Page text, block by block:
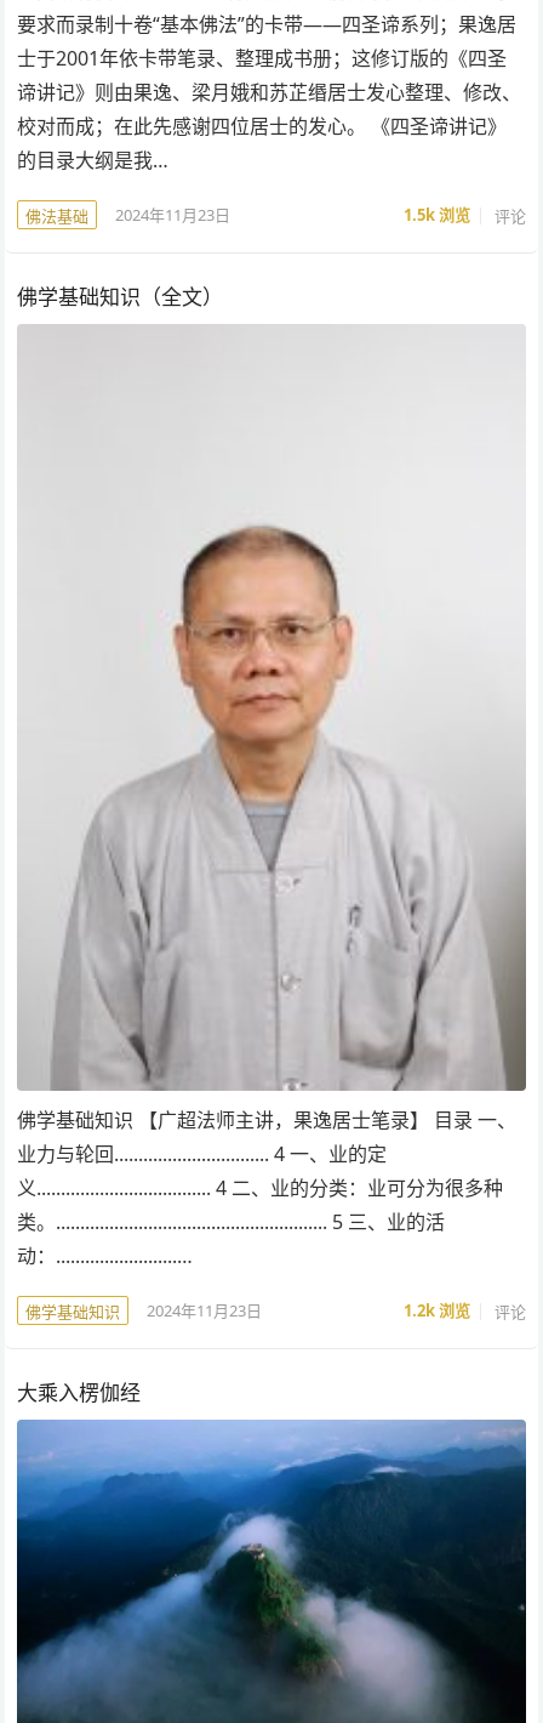
要求而录制十卷“基本佛法”的卡带——四圣谛系列；果逸居
士于2001年依卡带笔录、整理成书册；这修订版的《四圣
谛讲记》则由果逸、梁月娥和苏芷缗居士发心整理、修改、
校对而成；在此先感谢四位居士的发心。 《四圣谛讲记》
的目录大纲是我…
佛法基础 2024年11月23日 1.5k浏览 评论
佛学基础知识（全文）
佛学基础知识 【广超法师主讲，果逸居士笔录】 目录 一、
业力与轮回................................ 4 一、业的定
义.................................... 4 二、业的分类：业可分为很多种
类。........................................................ 5 三、业的活
动：.........................…
佛学基础知识 2024年11月23日 1.2k浏览 评论
大乘入楞伽经